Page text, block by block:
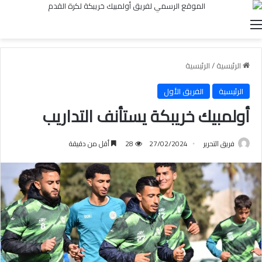
القائمة
الرئيسية/الرئيسية
الرئيسية
الفريق الأول
أولمبيك خريبكة يستأنف التداريب
فريق التحرير 27/02/2024
28 أقل من دقيقة